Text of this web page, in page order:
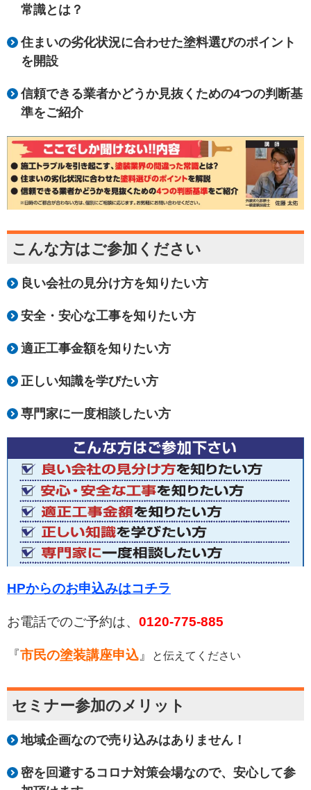
常識とは？
住まいの劣化状況に合わせた塗料選びのポイント
を開設
信頼できる業者かどうか見抜くための4つの判断基
準をご紹介
こんな方はご参加ください
良い会社の見分け方を知りたい方
安全・安心な工事を知りたい方
適正工事金額を知りたい方
正しい知識を学びたい方
専門家に一度相談したい方
HPからのお申込みはコチラ
お電話でのご予約は、 0120-775-885
『市民の塗装講座申込』 と伝えてください
セミナー参加のメリット
地域企画なので売り込みはありません！
密を回避するコロナ対策会場なので、安心して参